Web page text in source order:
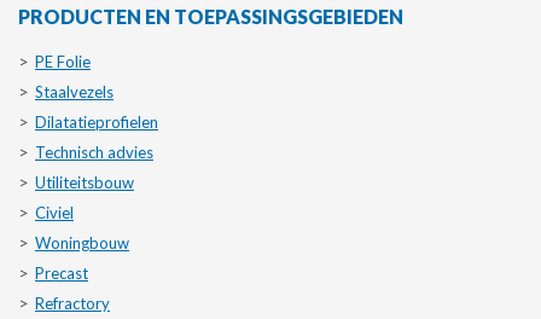
PRODUCTEN EN TOEPASSINGSGEBIEDEN
PE Folie
Staalvezels
Dilatatieprofielen
Technisch advies
Utiliteitsbouw
Civiel
Woningbouw
Precast
Refractory